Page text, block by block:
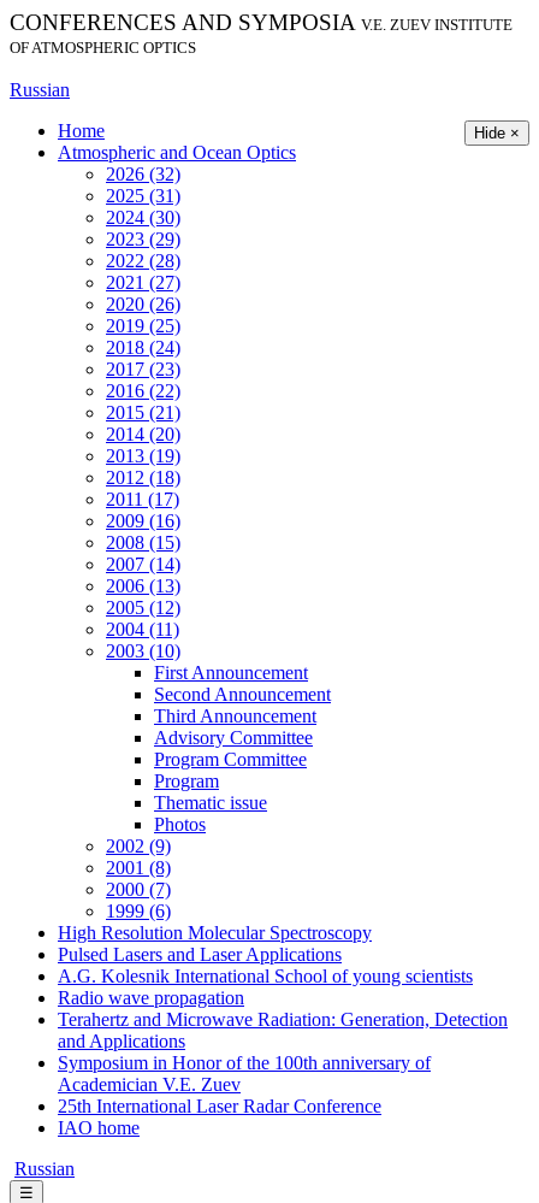
CONFERENCES AND SYMPOSIA V.E. ZUEV INSTITUTE
OF ATMOSPHERIC OPTICS
Russian
Hide ×
Home
Atmospheric and Ocean Optics
2026 (32)
2025 (31)
2024 (30)
2023 (29)
2022 (28)
2021 (27)
2020 (26)
2019 (25)
2018 (24)
2017 (23)
2016 (22)
2015 (21)
2014 (20)
2013 (19)
2012 (18)
2011 (17)
2009 (16)
2008 (15)
2007 (14)
2006 (13)
2005 (12)
2004 (11)
2003 (10)
First Announcement
Second Announcement
Third Announcement
Advisory Committee
Program Committee
Program
Thematic issue
Photos
2002 (9)
2001 (8)
2000 (7)
1999 (6)
High Resolution Molecular Spectroscopy
Pulsed Lasers and Laser Applications
A.G. Kolesnik International School of young scientists
Radio wave propagation
Terahertz and Microwave Radiation: Generation, Detection
and Applications
Symposium in Honor of the 100th anniversary of
Academician V.E. Zuev
25th International Laser Radar Conference
IAO home
Russian
☰